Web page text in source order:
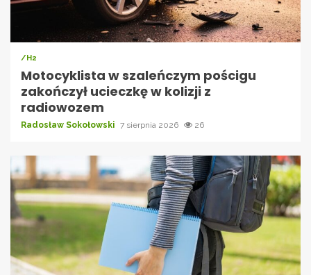
/H2
Motocyklista w szaleńczym pościgu
zakończył ucieczkę w kolizji z
radiowozem
Radosław Sokołowski 7 sierpnia 2026 26